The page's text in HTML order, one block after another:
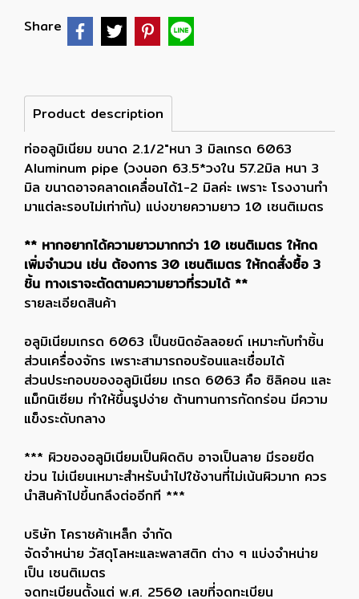
Share
Product description
ท่ออลูมิเนียม ขนาด 2.1/2"หนา 3 มิลเกรด 6063
Aluminum pipe (วงนอก 63.5*วงใน 57.2มิล หนา 3
มิล ขนาดอาจคลาดเคลื่อนได้1-2 มิลค่ะ เพราะ โรงงานทำ
มาแต่ละรอบไม่เท่ากัน) แบ่งขายความยาว 10 เซนติเมตร
** หากอยากได้ความยาวมากกว่า 10 เซนติเมตร ให้กด
เพิ่มจำนวน เช่น ต้องการ 30 เซนติเมตร ให้กดสั่งซื้อ 3
ชิ้น ทางเราจะตัดตามความยาวที่รวมได้ **
รายละเอียดสินค้า
อลูมิเนียมเกรด 6063 เป็นชนิดอัลลอยด์ เหมาะกับทำชิ้น
ส่วนเครื่องจักร เพราะสามารถอบร้อนและเชื่อมได้
ส่วนประกอบของอลูมิเนียม เกรด 6063 คือ ซิลิคอน และ
แม็กนิเซียม ทำให้ขึ้นรูปง่าย ต้านทานการกัดกร่อน มีความ
แข็งระดับกลาง
*** ผิวของอลูมิเนียมเป็นผิดดิบ อาจเป็นลาย มีรอยขีด
ข่วน ไม่เนียนเหมาะสำหรับนำไปใช้งานที่ไม่เน้นผิวมาก ควร
นำสินค้าไปขึ้นกลึงต่ออีกที ***
บริษัท โคราชค้าเหล็ก จำกัด
จัดจำหน่าย วัสดุโลหะและพลาสติก ต่าง ๆ แบ่งจำหน่าย
เป็น เซนติเมตร
จดทะเบียนตั้งแต่ พ.ศ. 2560 เลขที่จดทะเบียน